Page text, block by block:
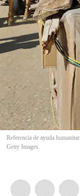
Referencia de ayuda
Getty Images.